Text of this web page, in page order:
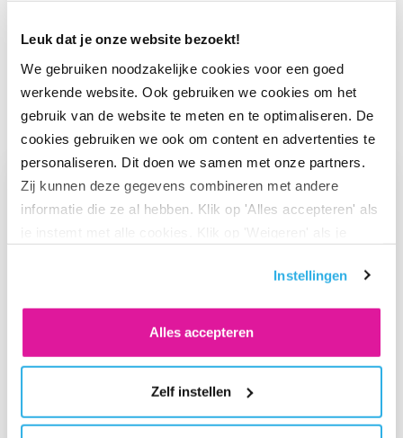
Leuk dat je onze website bezoekt!
We gebruiken noodzakelijke cookies voor een goed
werkende website. Ook gebruiken we cookies om het
gebruik van de website te meten en te optimaliseren. De
cookies gebruiken we ook om content en advertenties te
personaliseren. Dit doen we samen met onze partners.
Zij kunnen deze gegevens combineren met andere
informatie die ze al hebben. Klik op 'Alles accepteren' als
vind je meer informatie. Je kunt altijd je toestemming
Instellingen
Alles accepteren
Zelf instellen
Ook interessant
Ga naar “BeFrank viert 15-jarig jubileum met opvallende
BeFrank viert 15-jarig jubileum